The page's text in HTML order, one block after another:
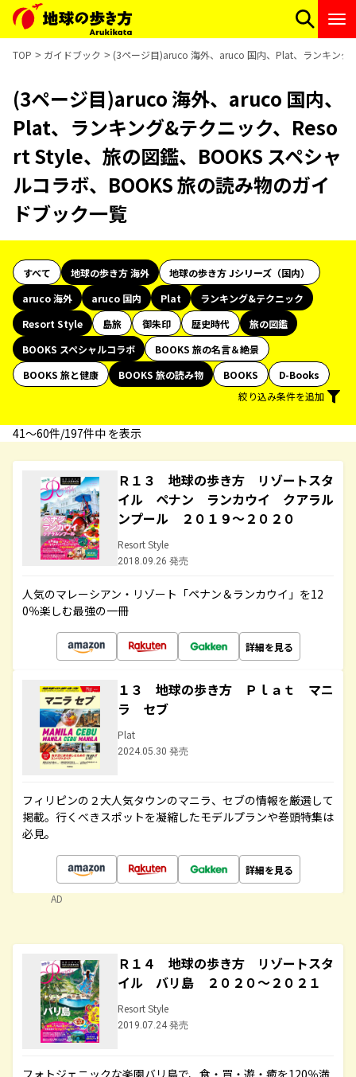
TOP ガイドブック (3ページ目)aruco 海外、aruco 国内、Plat、ランキング
(3ページ目)aruco 海外、aruco 国内、
Plat、ランキング&テクニック、Reso
rt Style、旅の図鑑、BOOKS スペシャ
ルコラボ、BOOKS 旅の読み物のガイ
ドブック一覧
すべて 地球の歩き方 海外
地球の歩き方 Jシリーズ（国内）
aruco 海外
aruco 国内 Plat
ランキング&テクニック
Resort Style
島旅 御朱印 歴史時代
旅の図鑑
BOOKS スペシャルコラボ
BOOKS 旅の名言＆絶景
BOOKS 旅と健康
BOOKS 旅の読み物 BOOKS
D-Books
絞り込み条件を追加
41〜60件/197件中 を表示
Ｒ１３ 地球の歩き方 リゾートスタ
イル ペナン ランカウイ クアラル
ンプール ２０１９～２０２０
Resort Style
2018.09.26 発売
人気のマレーシアン・リゾート「ペナン＆ランカウイ」を12
0％楽しむ最強の一冊
詳細を見る
１３ 地球の歩き方 Ｐｌａｔ マニ
ラ セブ
Plat
2024.05.30 発売
フィリピンの２大人気タウンのマニラ、セブの情報を厳選して
掲載。行くべきスポットを凝縮したモデルプランや巻頭特集は
必見。
詳細を見る
AD
Ｒ１４ 地球の歩き方 リゾートスタ
イル バリ島 ２０２０～２０２１
Resort Style
2019.07.24 発売
フォトジェニックな楽園バリ島で、食・買・遊・癒を120％満